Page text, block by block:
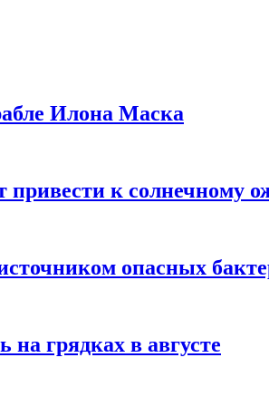
Илона Маска
к солнечному
опасных
грядках в августе